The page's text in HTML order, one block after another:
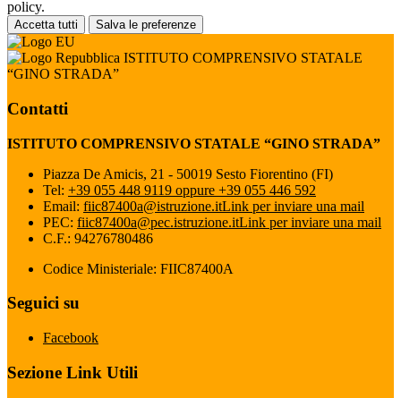
policy.
Accetta tutti Salva le preferenze
ISTITUTO COMPRENSIVO STATALE
“GINO STRADA”
Contatti
ISTITUTO COMPRENSIVO STATALE “GINO STRADA”
Piazza De Amicis, 21 - 50019 Sesto Fiorentino (FI)
Tel: +39 055 448 9119 oppure +39 055 446 592
Email: fiic87400a@istruzione.itLink per inviare una mail
PEC: fiic87400a@pec.istruzione.itLink per inviare una mail
C.F.: 94276780486
Codice Ministeriale: FIIC87400A
Seguici su
Facebook
Sezione Link Utili